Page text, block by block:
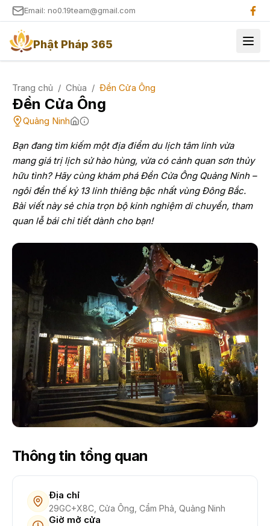
Email: no0.19team@gmail.com
Phật Pháp 365
Trang chủ / Chùa / Ðền Cửa Ông
Ðền Cửa Ông
Quảng Ninh
Bạn đang tìm kiếm một địa điểm du lịch tâm linh vừa
mang giá trị lịch sử hào hùng, vừa có cảnh quan sơn thủy
hữu tình? Hãy cùng khám phá Đền Cửa Ông Quảng Ninh –
ngôi đền thế kỷ 13 linh thiêng bậc nhất vùng Đông Bắc.
Bài viết này sẻ chia trọn bộ kinh nghiệm di chuyển, tham
quan lễ bái chi tiết dành cho bạn!
Thông tin tổng quan
Địa chỉ
29GC+X8C, Cửa Ông, Cẩm Phả, Quảng Ninh
Giờ mở cửa